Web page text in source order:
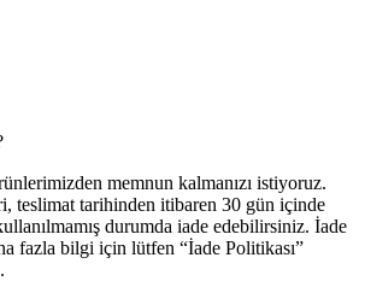
memnun kalmanızı istiyoruz.
teslimat tarihinden itibaren 30 gün içinde
durumda iade edebilirsiniz. İade
fazla bilgi için lütfen “İade Politikası”